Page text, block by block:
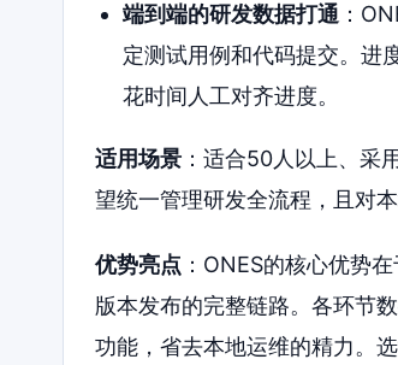
端到端的研发数据打通：
定测试用例和代码提交。进
花时间人工对齐进度。
适用场景 ：适合50人以上、采
望统一管理研发全流程，且对
优势亮点 ：ONES的核心优势
版本发布的完整链路。各环节
功能，省去本地运维的精力。